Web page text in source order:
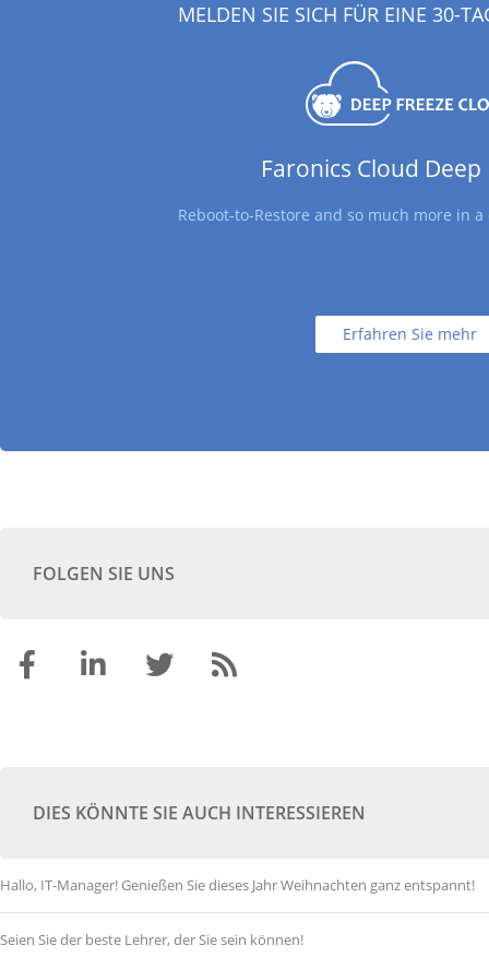
MELDEN SIE SICH FÜR EINE 30-
Faronics Cloud Deep
Reboot-to-Restore and so much more in
Erfahren Sie mehr
FOLGEN SIE UNS
DIES KÖNNTE SIE AUCH INTERESSIEREN
Hallo, IT-Manager! Genießen Sie dieses Jahr Weihnachten ganz entspannt!
Seien Sie der beste Lehrer, der Sie sein können!